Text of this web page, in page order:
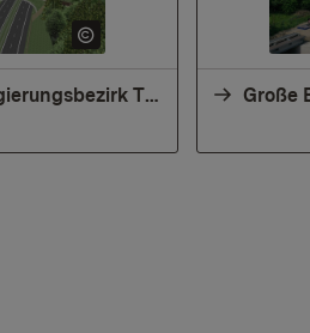
Planungen im Regierungsbezirk Tübingen